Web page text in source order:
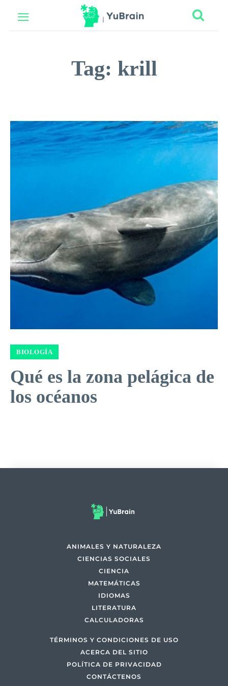
Tag: krill
BIOLOGÍA
Qué es la zona pelágica de
los océanos
ANIMALES Y NATURALEZA
CIENCIAS SOCIALES
CIENCIA
MATEMÁTICAS
IDIOMAS
LITERATURA
CALCULADORAS
TÉRMINOS Y CONDICIONES DE USO
ACERCA DEL SITIO
POLÍTICA DE PRIVACIDAD
CONTÁCTENOS